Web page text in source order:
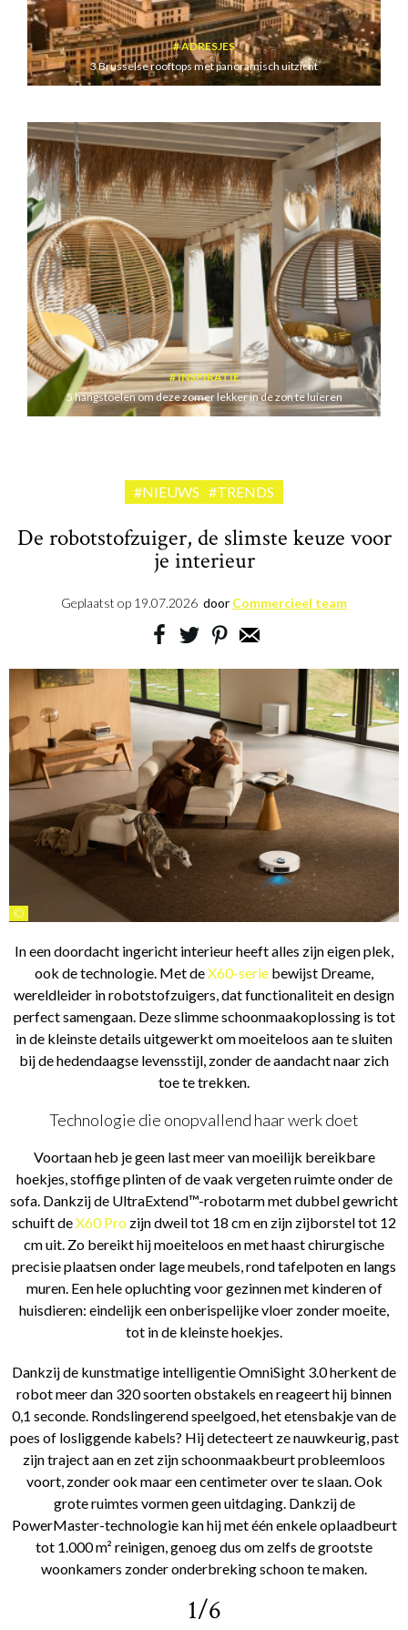
ADRESJES
3 Brusselse rooftops met panoramisch uitzicht
INSPIRATIE
5 hangstoelen om deze zomer lekker in de zon te luieren
#NIEUWS #TRENDS
De robotstofzuiger, de slimste keuze voor
je interieur
Geplaatst op 19.07.2026 door Commercieel team
©
In een doordacht ingericht interieur heeft alles zijn eigen plek,
ook de technologie. Met deX60-serie bewijst Dreame,
wereldleider in robotstofzuigers, dat functionaliteit en design
perfect samengaan. Deze slimme schoonmaakoplossing is tot
in de kleinste details uitgewerkt om moeiteloos aan te sluiten
bij de hedendaagse levensstijl, zonder de aandacht naar zich
toe te trekken.
Technologie die onopvallend haar werk doet
Voortaan heb je geen last meer van moeilijk bereikbare
hoekjes, stoffige plinten of de vaak vergeten ruimte onder de
sofa. Dankzij de UltraExtend™-robotarm met dubbel gewricht
schuift deX60 Pro zijn dweil tot 18 cm en zijn zijborstel tot 12
cm uit. Zo bereikt hij moeiteloos en met haast chirurgische
precisie plaatsen onder lage meubels, rond tafelpoten en langs
muren. Een hele opluchting voor gezinnen met kinderen of
huisdieren: eindelijk een onberispelijke vloer zonder moeite,
tot in de kleinste hoekjes.
Dankzij de kunstmatige intelligentie OmniSight 3.0 herkent de
robot meer dan 320 soorten obstakels en reageert hij binnen
0,1 seconde. Rondslingerend speelgoed, het etensbakje van de
poes of losliggende kabels? Hij detecteert ze nauwkeurig, past
zijn traject aan en zet zijn schoonmaakbeurt probleemloos
voort, zonder ook maar een centimeter over te slaan. Ook
grote ruimtes vormen geen uitdaging. Dankzij de
PowerMaster-technologie kan hij met één enkele oplaadbeurt
tot 1.000 m² reinigen, genoeg dus om zelfs de grootste
woonkamers zonder onderbreking schoon te maken.
1/6